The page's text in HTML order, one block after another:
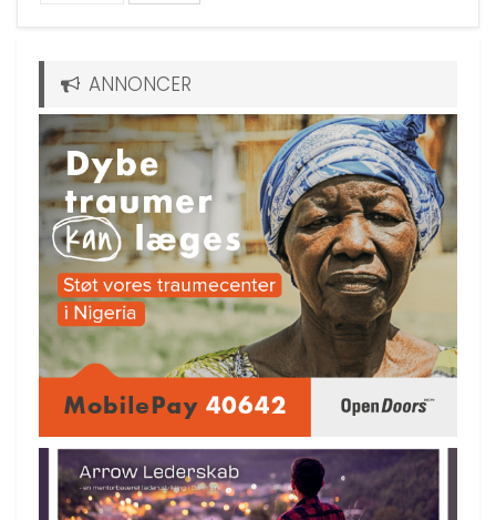
ANNONCER